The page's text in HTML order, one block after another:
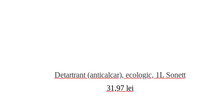
Detartrant (anticalcar), ecologic, 1L Sonett
31,97 lei